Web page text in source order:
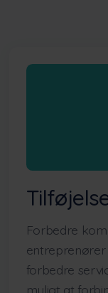
Forbedre
forbedre
muligt at